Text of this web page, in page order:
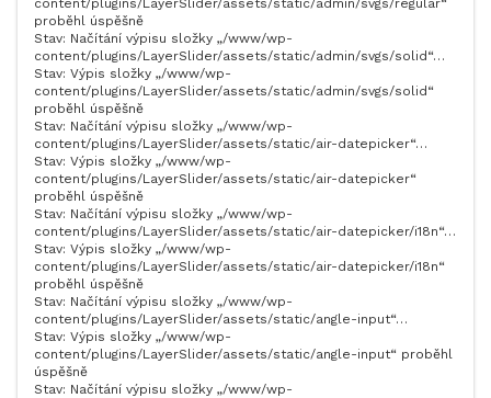
content/plugins/LayerSlider/assets/static/admin/svgs/regular“
proběhl úspěšně
Stav: Načítání výpisu složky „/www/wp-
content/plugins/LayerSlider/assets/static/admin/svgs/solid“…
Stav: Výpis složky „/www/wp-
content/plugins/LayerSlider/assets/static/admin/svgs/solid“
proběhl úspěšně
Stav: Načítání výpisu složky „/www/wp-
content/plugins/LayerSlider/assets/static/air-datepicker“…
Stav: Výpis složky „/www/wp-
content/plugins/LayerSlider/assets/static/air-datepicker“
proběhl úspěšně
Stav: Načítání výpisu složky „/www/wp-
content/plugins/LayerSlider/assets/static/air-datepicker/i18n“…
Stav: Výpis složky „/www/wp-
content/plugins/LayerSlider/assets/static/air-datepicker/i18n“
proběhl úspěšně
Stav: Načítání výpisu složky „/www/wp-
content/plugins/LayerSlider/assets/static/angle-input“…
Stav: Výpis složky „/www/wp-
content/plugins/LayerSlider/assets/static/angle-input“ proběhl
úspěšně
Stav: Načítání výpisu složky „/www/wp-